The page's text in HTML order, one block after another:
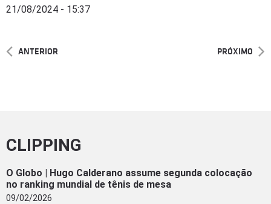
21/08/2024 - 15:37
ANTERIOR PRÓXIMO
CLIPPING
O Globo | Hugo Calderano assume segunda colocação
no ranking mundial de tênis de mesa
09/02/2026